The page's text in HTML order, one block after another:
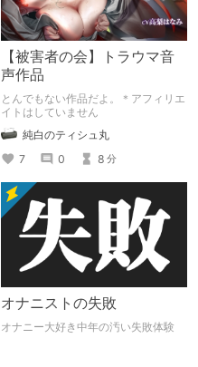
【被害者の会】トラウマ音
声作品
とんでもない作品だよ。＊アフィリエ
イトはしていません
純白のティシュ丸
7
0 8 分
オナニストの失敗
オナニー大好き中年の汚い失敗体験